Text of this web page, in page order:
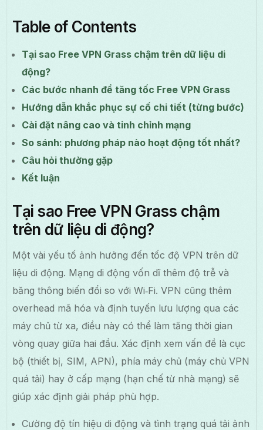
Table of Contents
Tại sao Free VPN Grass chậm trên dữ liệu di
động?
Các bước nhanh để tăng tốc Free VPN Grass
Hướng dẫn khắc phục sự cố chi tiết (từng bước)
Cài đặt nâng cao và tinh chỉnh mạng
So sánh: phương pháp nào hoạt động tốt nhất?
Câu hỏi thường gặp
Kết luận
Tại sao Free VPN Grass chậm
trên dữ liệu di động?
Một vài yếu tố ảnh hưởng đến tốc độ VPN trên dữ
liệu di động. Mạng di động vốn dĩ thêm độ trễ và
băng thông biến đổi so với Wi‑Fi. VPN cũng thêm
overhead mã hóa và định tuyến lưu lượng qua các
máy chủ từ xa, điều này có thể làm tăng thời gian
vòng quay giữa hai đầu. Xác định xem vấn đề là cục
bộ (thiết bị, SIM, APN), phía máy chủ (máy chủ VPN
quá tải) hay ở cấp mạng (hạn chế từ nhà mạng) sẽ
giúp xác định giải pháp phù hợp.
Cường độ tín hiệu di động và tình trạng quá tải ảnh